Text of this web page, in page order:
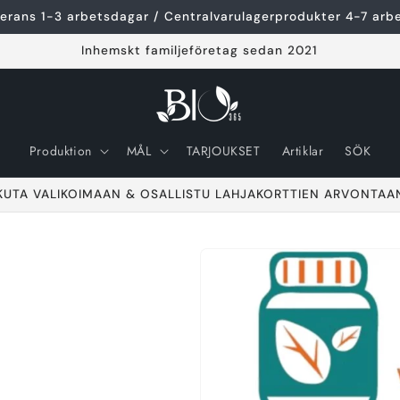
1-3 arbetsdagar / Centralvarulagerprodukter 4-7
Inhemskt familjeföretag sedan 2021
Produktion MÅL TARJOUKSET Artiklar SÖK
VALIKOIMAAN & OSALLISTU LAHJAKORTTIEN